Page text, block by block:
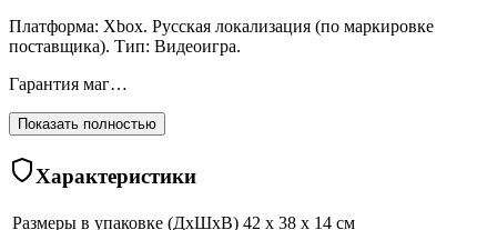
Платформа: Xbox. Русская локализация (по маркировке
поставщика). Тип: Видеоигра.
Гарантия маг…
Показать полностью
Характеристики
Размеры в упаковке (ДхШхВ) 42 x 38 x 14 см